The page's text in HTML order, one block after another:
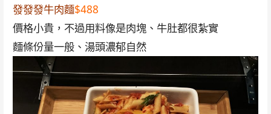
發發發牛肉麵$488
價格小貴，不過用料像是肉塊、牛肚都很紮實
麵條份量一般、湯頭濃郁自然